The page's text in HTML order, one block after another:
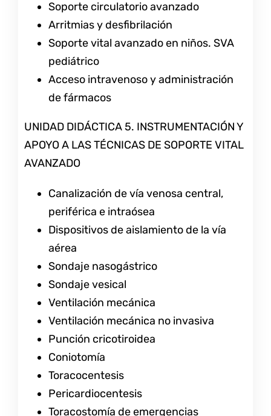
Soporte circulatorio avanzado
Arritmias y desfibrilación
Soporte vital avanzado en niños. SVA
pediátrico
Acceso intravenoso y administración
de fármacos
UNIDAD DIDÁCTICA 5. INSTRUMENTACIÓN Y
APOYO A LAS TÉCNICAS DE SOPORTE VITAL
AVANZADO
Canalización de vía venosa central,
periférica e intraósea
Dispositivos de aislamiento de la vía
aérea
Sondaje nasogástrico
Sondaje vesical
Ventilación mecánica
Ventilación mecánica no invasiva
Punción cricotiroidea
Coniotomía
Toracocentesis
Pericardiocentesis
Toracostomía de emergencias